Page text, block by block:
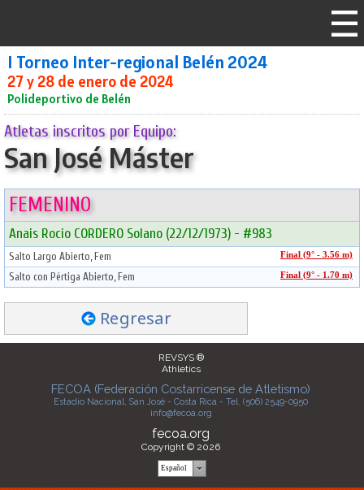
I Torneo Inter-regional Belén 2024
27 y 28 de enero de 2024
Polideportivo de Belén
Atletas inscritos por Equipo:
San José Máster
FEMENINO
Anais Rocio CORDERO Solano (22/12/1973) - #983
Salto Largo Abierto, Fem Final (9° - 3.56 m)
Salto con Pértiga Abierto, Fem Final (9° - 1.70 m)
Regresar
REVSYS ®
Athletics
FECOA (Federación Costarricense de Atletismo)
Estadio Nacional, San José - Costa Rica - Tel. (506) 2549-0950
info@fecoa.org
fecoa.org
Copyright © 2026